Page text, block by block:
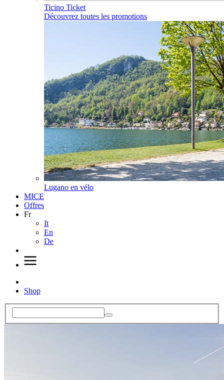
Ticino Ticket
Découvrez toutes les promotions
Lugano en vélo
MICE
Offres
Fr
It
En
De
Shop